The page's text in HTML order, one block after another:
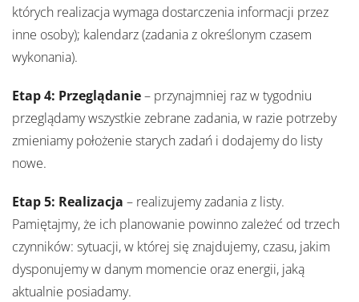
których realizacja wymaga dostarczenia informacji przez
inne osoby); kalendarz (zadania z określonym czasem
wykonania).
Etap 4: Przeglądanie– przynajmniej raz w tygodniu
przeglądamy wszystkie zebrane zadania, w razie potrzeby
zmieniamy położenie starych zadań i dodajemy do listy
nowe.
Etap 5: Realizacja – realizujemy zadania z listy.
Pamiętajmy, że ich planowanie powinno zależeć od trzech
czynników: sytuacji, w której się znajdujemy, czasu, jakim
dysponujemy w danym momencie oraz energii, jaką
aktualnie posiadamy.